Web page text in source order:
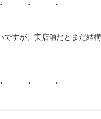
ですが、実店舗だとまだ結